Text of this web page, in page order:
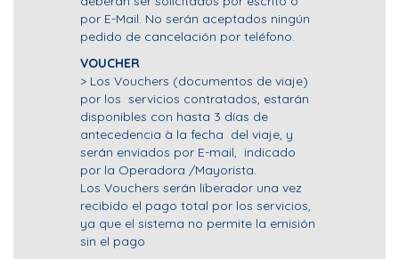
por E-Mail. No serán aceptados ningún
pedido de cancelación por teléfono.
VOUCHER
> Los Vouchers (documentos de viaje)
por los servicios contratados, estarán
disponibles con hasta 3 días de
antecedencia à la fecha del viaje, y
serán enviados por E-mail, indicado
por la Operadora /Mayorista.
Los Vouchers serán liberador una vez
recibido el pago total por los servicios,
ya que el sistema no permite la emisión
sin el pago